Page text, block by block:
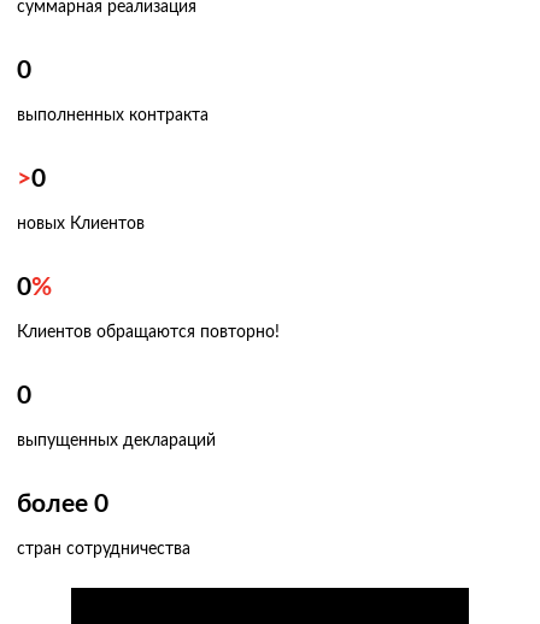
суммарная реализация
0
выполненных контракта
>0
новых Клиентов
0%
Клиентов обращаются повторно!
0
выпущенных деклараций
более 0
стран сотрудничества